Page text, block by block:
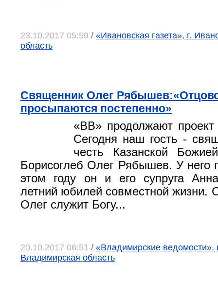
23.10.2017 05:59 / «Ивановская газета», г.
область
Священник Олег
просыпаются постепенно»
«ВВ» продолжают
Сегодня наш гость -
честь Казанской
Борисоглеб Олег Рябышев. У него
этом году он и его супруга
летний юбилей совместной жизни.
Олег служит Богу...
20.10.2017 06:51 / «Владимирские ведомости»,
Владимирская область